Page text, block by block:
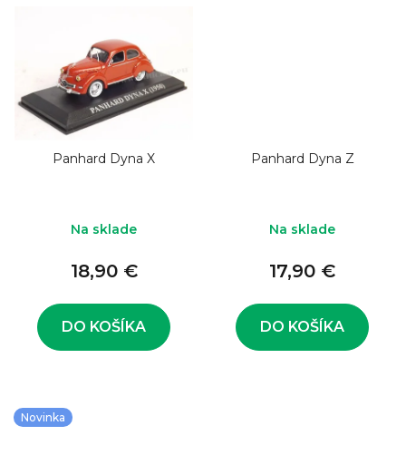
Panhard Dyna X
Na sklade
18,90 €
DO KOŠÍKA
Panhard Dyna Z
Na sklade
17,90 €
DO KOŠÍKA
Novinka